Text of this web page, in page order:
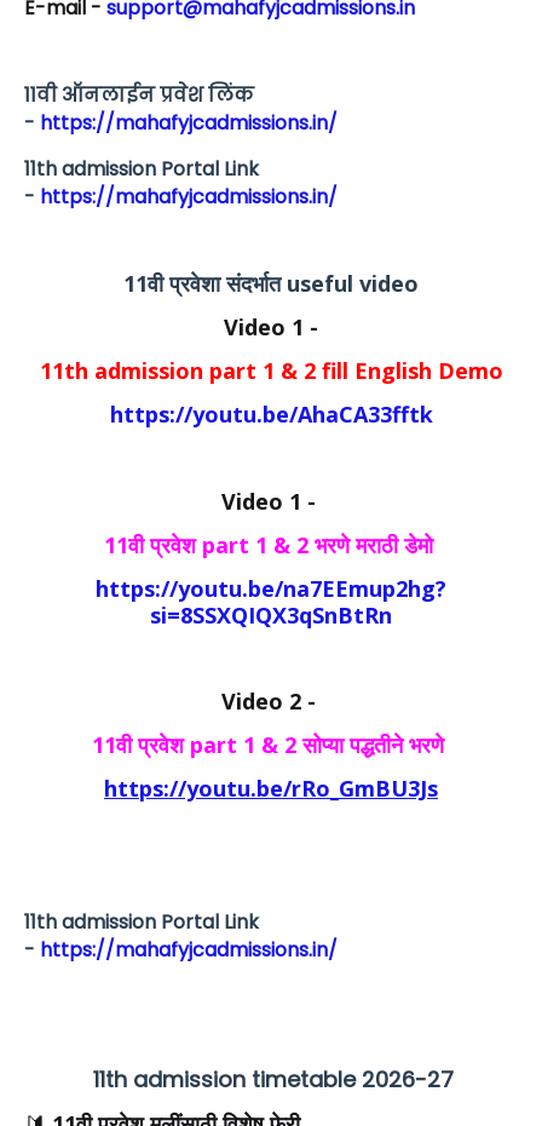
E-mail - support@mahafyjcadmissions.in
11वी ऑनलाईन प्रवेश लिंक
- https://mahafyjcadmissions.in/
11th admission Portal Link
- https://mahafyjcadmissions.in/
11वी प्रवेशा संदर्भात useful video
Video 1 -
11th admission part 1 & 2 fill English Demo
https://youtu.be/AhaCA33fftk
Video 1 -
11वी प्रवेश part 1 & 2 भरणे मराठी डेमो
https://youtu.be/na7EEmup2hg?
si=8SSXQIQX3qSnBtRn
Video 2 -
11वी प्रवेश part 1 & 2 सोप्या पद्धतीने भरणे
https://youtu.be/rRo_GmBU3Js
11th admission Portal Link
- https://mahafyjcadmissions.in/
11th admission timetable 2026-27